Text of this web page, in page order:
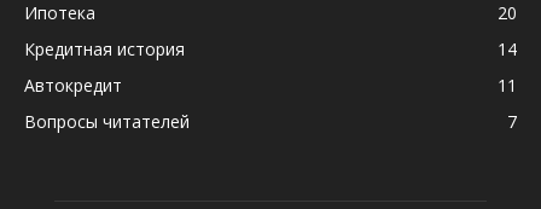
Ипотека
20
Кредитная история
14
Автокредит
11
Вопросы читателей
7